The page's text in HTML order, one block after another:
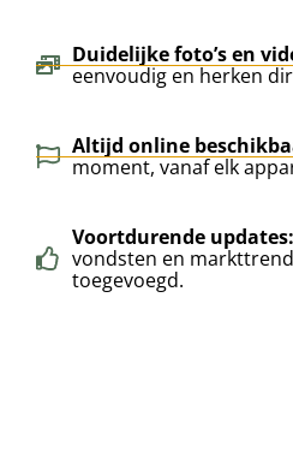
Duidelijke foto’s en
eenvoudig en herken
Altijd online
moment, vanaf elk
Voortdurende updates:
vondsten en
toegevoegd.